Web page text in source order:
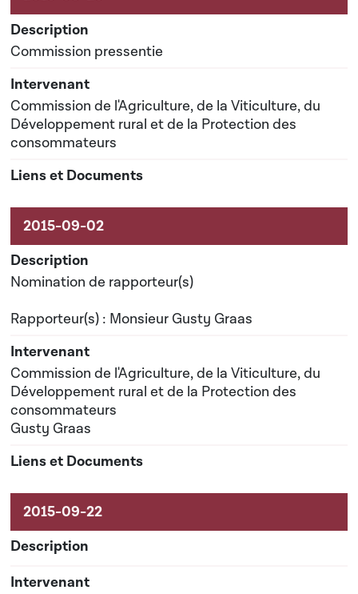
Commission pressentie
Commission de l'Agriculture, de la Viticulture, du
Développement rural et de la Protection des
consommateurs
Nomination de rapporteur(s)
Rapporteur(s) : Monsieur Gusty Graas
Commission de l'Agriculture, de la Viticulture, du
Développement rural et de la Protection des
consommateurs
Gusty Graas